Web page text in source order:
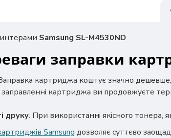
Samsung SL-M4530ND
заправки
картриджа коштує значно
картриджа ви продовжуєте
друку. При використанні якісного тонера,
Samsung дозволяє суттєво